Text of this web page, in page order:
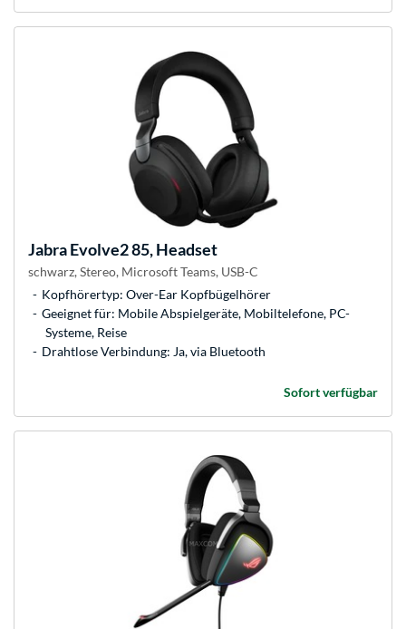
JabraEvolve2 85, Headset
schwarz, Stereo, Microsoft Teams, USB-C
Kopfhörertyp: Over-Ear Kopfbügelhörer
Geeignet für: Mobile Abspielgeräte, Mobiltelefone, PC-
Systeme, Reise
Drahtlose Verbindung: Ja, via Bluetooth
Sofort verfügbar